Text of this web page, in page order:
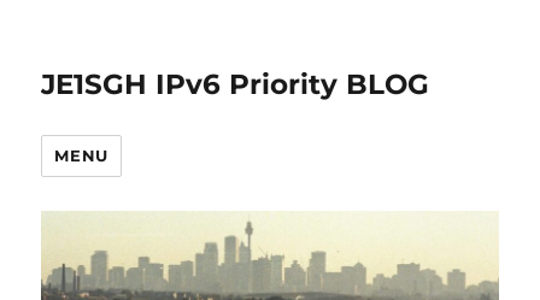
JE1SGH IPv6 Priority BLOG
MENU